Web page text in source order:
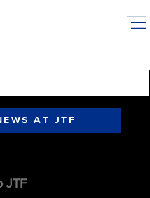
AT JTF
JTF